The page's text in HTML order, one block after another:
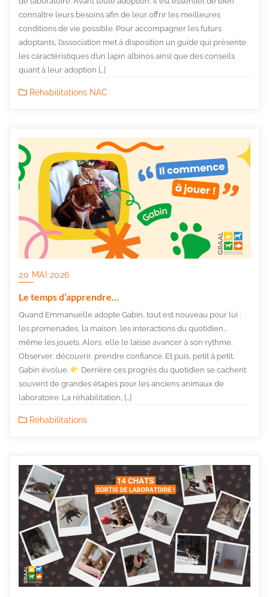
connaître leurs besoins afin de leur offrir les meilleures
conditions de vie possible. Pour accompagner les futurs
adoptants, l’association met à disposition un guide qui présente
les caractéristiques d’un lapin albinos ainsi que des conseils
quant à leur adoption […]
Réhabilitations NAC
20 MAI 2026
Le temps d’apprendre…
Quand Emmanuelle adopte Gabin, tout est nouveau pour lui :
les promenades, la maison, les interactions du quotidien…
même les jouets. Alors, elle le laisse avancer à son rythme.
Observer, découvrir, prendre confiance. Et puis, petit à petit,
Gabin évolue.
Derrière ces progrès du quotidien se cachent
souvent de grandes étapes pour les anciens animaux de
laboratoire. La réhabilitation, […]
Réhabilitations